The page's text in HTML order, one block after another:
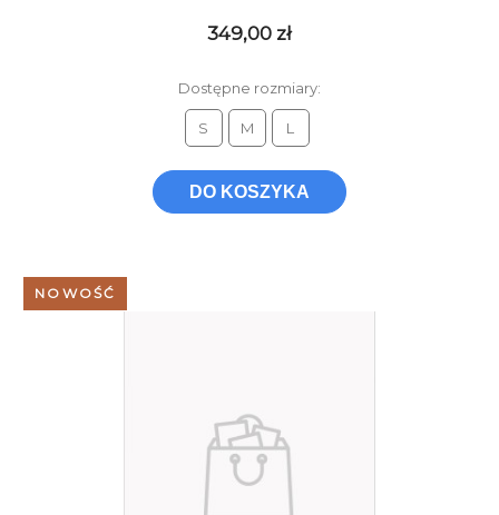
349,00 zł
Dostępne rozmiary:
S M L
DO KOSZYKA
NOWOŚĆ